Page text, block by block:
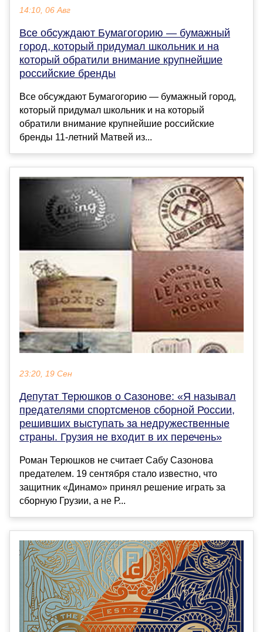
14:10, 06 Авг
Все обсуждают Бумагогорию — бумажный
город, который придумал школьник и на
который обратили внимание крупнейшие
российские бренды
Все обсуждают Бумагогорию — бумажный город,
который придумал школьник и на который
обратили внимание крупнейшие российские
бренды 11-летний Матвей из...
23:20, 19 Сен
Депутат Терюшков о Сазонове: «Я называл
предателями спортсменов сборной России,
решивших выступать за недружественные
страны. Грузия не входит в их перечень»
Роман Терюшков не считает Сабу Сазонова
предателем. 19 сентября стало известно, что
защитник «Динамо» принял решение играть за
сборную Грузии, а не Р...